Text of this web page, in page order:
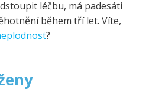
léčbu, má padesáti
během tří let. Víte,
?